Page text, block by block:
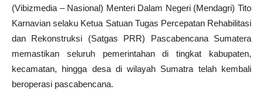
(Vibizmedia – Nasional) Menteri Dalam Negeri (Mendagri) Tito
Karnavian selaku Ketua Satuan Tugas Percepatan Rehabilitasi
dan Rekonstruksi (Satgas PRR) Pascabencana Sumatera
memastikan seluruh pemerintahan di tingkat kabupaten,
kecamatan, hingga desa di wilayah Sumatra telah kembali
beroperasi pascabencana.